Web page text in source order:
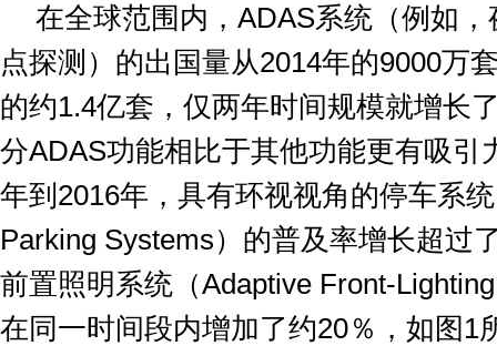
在全球范围内， ADAS系统（例如
点探测）的出国量从2014年的9000万
的约1.4亿套，仅两年时间规模就增长
分ADAS功能相比于其他功能更有吸引
年到 2016年，具有环视视角的停车系
Parking Systems）的普及率增长超过
前置照明系统（Adaptive Front-
在同一时间段内增加了约20％，如图 1